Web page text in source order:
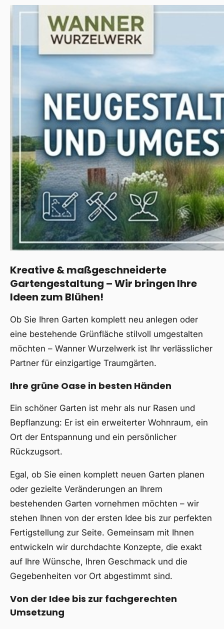
Kreative & maßgeschneiderte
Gartengestaltung – Wir bringen Ihre
Ideen zum Blühen!
Ob Sie Ihren Garten komplett neu anlegen oder
eine bestehende Grünfläche stilvoll umgestalten
möchten – Wanner Wurzelwerk ist Ihr verlässlicher
Partner für einzigartige Traumgärten.
Ihre grüne Oase in besten Händen
Ein schöner Garten ist mehr als nur Rasen und
Bepflanzung: Er ist ein erweiterter Wohnraum, ein
Ort der Entspannung und ein persönlicher
Rückzugsort.
Egal, ob Sie einen komplett neuen Garten planen
oder gezielte Veränderungen an Ihrem
bestehenden Garten vornehmen möchten – wir
stehen Ihnen von der ersten Idee bis zur perfekten
Fertigstellung zur Seite. Gemeinsam mit Ihnen
entwickeln wir durchdachte Konzepte, die exakt
auf Ihre Wünsche, Ihren Geschmack und die
Gegebenheiten vor Ort abgestimmt sind.
Von der Idee bis zur fachgerechten
Umsetzung